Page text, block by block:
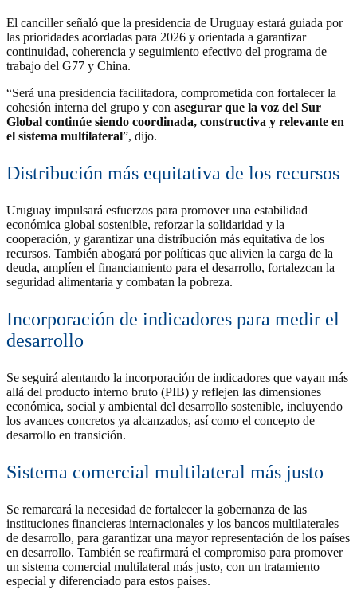
El canciller señaló que la presidencia de Uruguay estará guiada por
las prioridades acordadas para 2026 y orientada a garantizar
continuidad, coherencia y seguimiento efectivo del programa de
trabajo del G77 y China.
“Será una presidencia facilitadora, comprometida con fortalecer la
cohesión interna del grupo y con asegurar que la voz del Sur
Global continúe siendo coordinada, constructiva y relevante en
el sistema multilateral”, dijo.
Distribución más equitativa de los recursos
Uruguay impulsará esfuerzos para promover una estabilidad
económica global sostenible, reforzar la solidaridad y la
cooperación, y garantizar una distribución más equitativa de los
recursos. También abogará por políticas que alivien la carga de la
deuda, amplíen el financiamiento para el desarrollo, fortalezcan la
seguridad alimentaria y combatan la pobreza.
Incorporación de indicadores para medir el
desarrollo
Se seguirá alentando la incorporación de indicadores que vayan más
allá del producto interno bruto (PIB) y reflejen las dimensiones
económica, social y ambiental del desarrollo sostenible, incluyendo
los avances concretos ya alcanzados, así como el concepto de
desarrollo en transición.
Sistema comercial multilateral más justo
Se remarcará la necesidad de fortalecer la gobernanza de las
instituciones financieras internacionales y los bancos multilaterales
de desarrollo, para garantizar una mayor representación de los países
en desarrollo. También se reafirmará el compromiso para promover
un sistema comercial multilateral más justo, con un tratamiento
especial y diferenciado para estos países.